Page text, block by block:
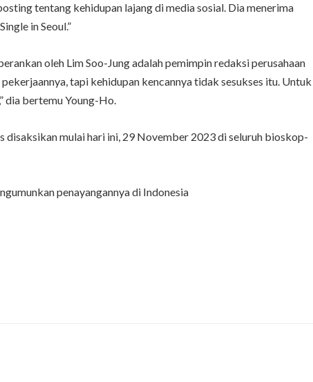
tentang kehidupan lajang di media sosial. Dia menerima
in Seoul.”
oleh Lim Soo-Jung adalah pemimpin redaksi perusahaan
tapi kehidupan kencannya tidak sesukses itu. Untuk
dia bertemu Young-Ho.
disaksikan mulai hari ini, 29 November 2023 di seluruh bioskop-
penayangannya di Indonesia